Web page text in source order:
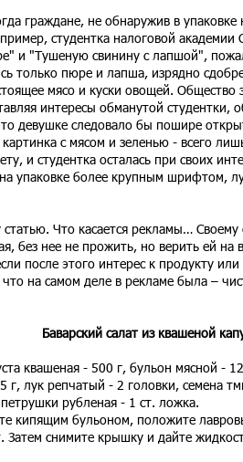
граждане, не обнаружив в
студентка налоговой академии
и "Тушеную свинину с лапшой",
только пюре и лапша, изрядно
мясо и куски овощей. Общество
интересы обманутой студентки,
девушке следовало бы пошире
с мясом и зеленью - всего
и студентка осталась при своих
на упаковке более крупным шрифтом,
статью. Что касается рекламы…
без нее не прожить, но верить ей на
после этого интерес к продукту
на самом деле в рекламе была –
Баварский салат из квашеной
квашеная - 500 г, бульон мясной -
г, лук репчатый - 2 головки, семена
рубленая - 1 ст. ложка.
кипящим бульоном, положите
Затем снимите крышку и дайте